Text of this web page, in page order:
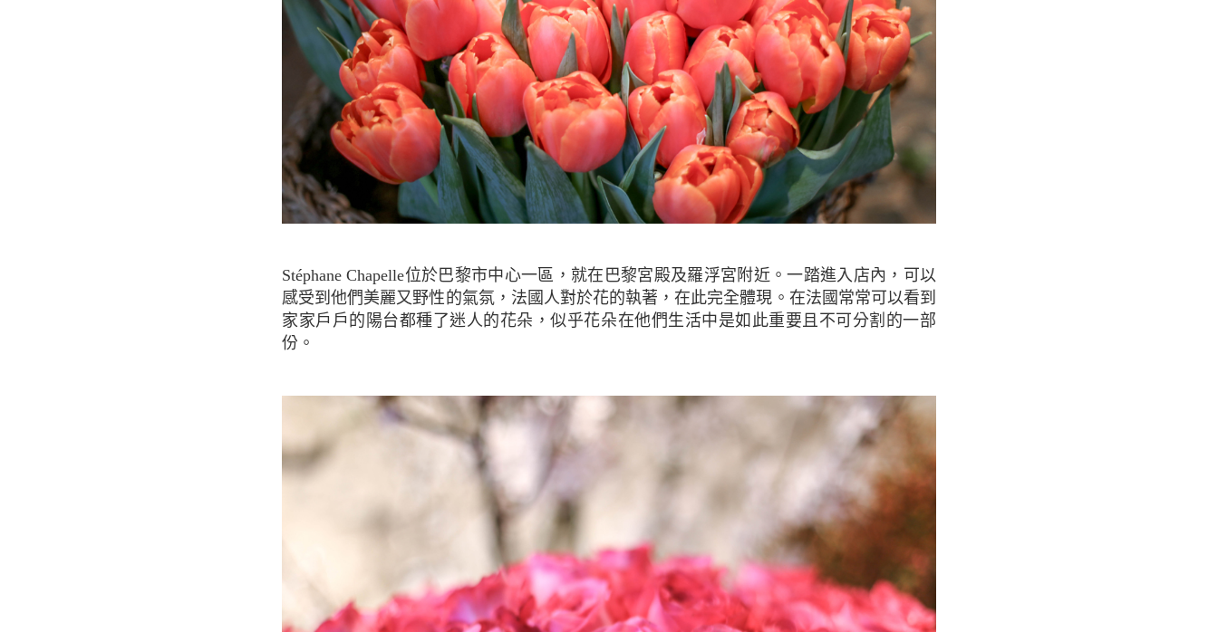
Stéphane Chapelle位於巴黎市中心一區，就在巴黎宮殿及羅浮宮附近。一踏進入店內，可以
感受到他們美麗又野性的氣氛，法國人對於花的執著，在此完全體現。在法國常常可以看到
家家戶戶的陽台都種了迷人的花朵，似乎花朵在他們生活中是如此重要且不可分割的一部
份。